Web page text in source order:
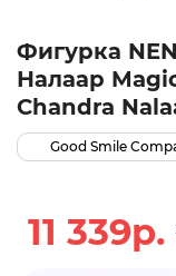
Фигурка
Налаар
Chandra
Good Smile
11 339р.